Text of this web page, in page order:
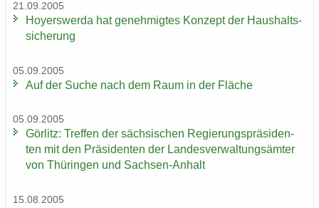
21.09.2005
Ho­yers­wer­da hat ge­neh­mig­tes Kon­zept der Haus­halts­
si­che­rung
05.09.2005
Auf der Suche nach dem Raum in der Flä­che
05.09.2005
Gör­litz: Tref­fen der säch­si­schen Re­gie­rungs­prä­si­den­
ten mit den Prä­si­den­ten der Lan­des­ver­wal­tungs­äm­ter
von Thü­rin­gen und Sachsen-​Anhalt
15.08.2005